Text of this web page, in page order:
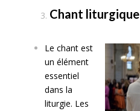
Chant liturgique
Le chant est
un élément
essentiel
dans la
liturgie. Les